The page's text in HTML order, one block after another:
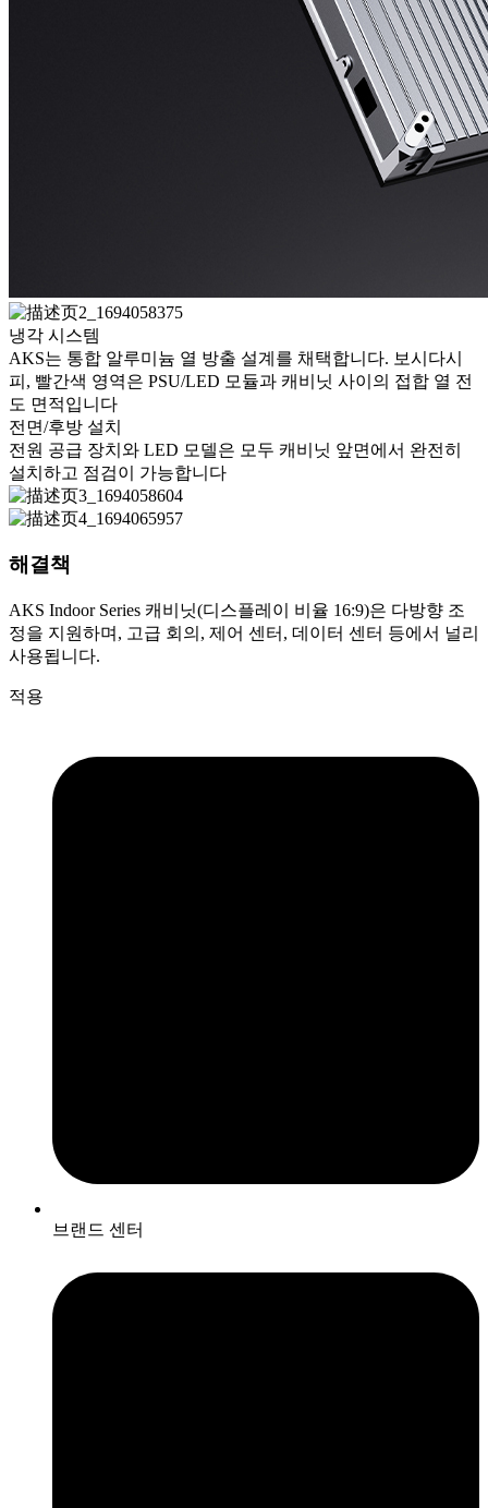
냉각 시스템
AKS는 통합 알루미늄 열 방출 설계를 채택합니다. 보시다시
피, 빨간색 영역은 PSU/LED 모듈과 캐비닛 사이의 접합 열 전
도 면적입니다
전면/후방 설치
전원 공급 장치와 LED 모델은 모두 캐비닛 앞면에서 완전히
설치하고 점검이 가능합니다
해결책
AKS Indoor Series 캐비닛(디스플레이 비율 16:9)은 다방향 조
정을 지원하며, 고급 회의, 제어 센터, 데이터 센터 등에서 널리
사용됩니다.
적용
브랜드 센터